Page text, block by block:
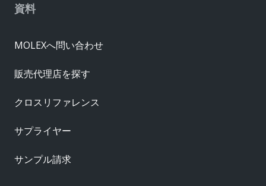
資料
MOLEXへ問い合わせ
販売代理店を探す
クロスリファレンス
サプライヤー
サンプル請求